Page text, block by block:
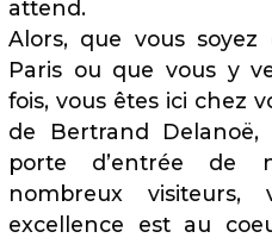
attend.
Alors, que vous
Paris ou que vous y
fois, vous êtes ici chez
de Bertrand Delanoë,
porte d’entrée de
nombreux visiteurs,
excellence est au